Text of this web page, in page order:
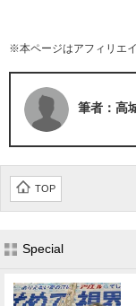
※本ページはアフィリエ
筆者：高
TOP
Special